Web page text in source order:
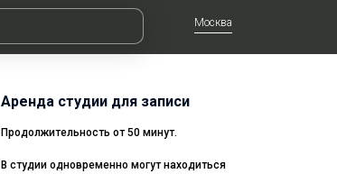
Москва
Аренда студии для записи
Продолжительность от 50 минут.
В студии одновременно могут находиться